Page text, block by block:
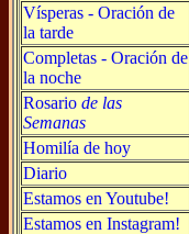
Vísperas - Oración de
la tarde
Completas - Oración de
la noche
Rosario de las
Semanas
Homilía de hoy
Diario
Estamos en Youtube!
Estamos en Instagram!